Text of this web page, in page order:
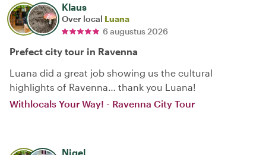
Klaus
Over local Luana
6 augustus 2026
Prefect city tour in Ravenna
Luana did a great job showing us the cultural
highlights of Ravenna… thank you Luana!
Withlocals Your Way! - Ravenna City Tour
Nigel